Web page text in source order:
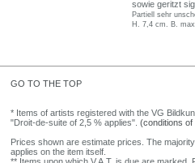
sowie geritzt
Partiell sehr
H. 7,4 cm. B.
GO TO THE TOP
* Items of artists registered with the VG
"Droit-de-suite of 2,5 % applies". (conditions of
Prices shown are estimate prices. The
applies on the item itself.